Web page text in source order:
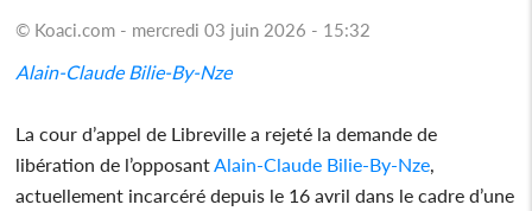
© Koaci.com - mercredi 03 juin 2026 - 15:32
Alain-Claude Bilie-By-Nze
La cour d’appel de Libreville a rejeté la demande de
libération de l’opposant Alain-Claude Bilie-By-Nze
actuellement incarcéré depuis le 16 avril dans le cadre d’une